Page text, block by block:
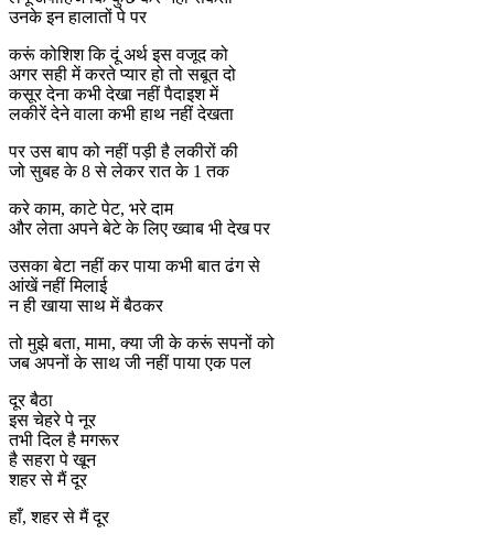
उनके इन हालातों पे पर
करूं कोशिश कि दूं अर्थ इस वजूद को
अगर सही में करते प्यार हो तो सबूत दो
कसूर देना कभी देखा नहीं पैदाइश में
लकीरें देने वाला कभी हाथ नहीं देखता
पर उस बाप को नहीं पड़ी है लकीरों की
जो सुबह के 8 से लेकर रात के 1 तक
करे काम, काटे पेट, भरे दाम
और लेता अपने बेटे के लिए ख्वाब भी देख पर
उसका बेटा नहीं कर पाया कभी बात ढंग से
आंखें नहीं मिलाई
न ही खाया साथ में बैठकर
तो मुझे बता, मामा, क्या जी के करूं सपनों को
जब अपनों के साथ जी नहीं पाया एक पल
दूर बैठा
इस चेहरे पे नूर
तभी दिल है मगरूर
है सहरा पे खून
शहर से मैं दूर
हाँ, शहर से मैं दूर